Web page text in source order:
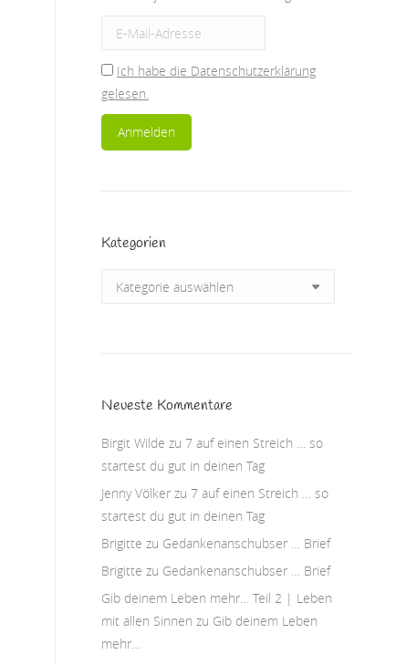
Ich habe die Datenschutzerklärung
gelesen.
Kategorien
Kategorien
Neueste Kommentare
Birgit Wilde zu 7 auf einen Streich … so
startest du gut in deinen Tag
Jenny Völker zu 7 auf einen Streich … so
startest du gut in deinen Tag
Brigitte zu Gedankenanschubser … Brief
Brigitte zu Gedankenanschubser … Brief
Gib deinem Leben mehr… Teil 2 | Leben
mit allen Sinnen zu Gib deinem Leben
mehr…